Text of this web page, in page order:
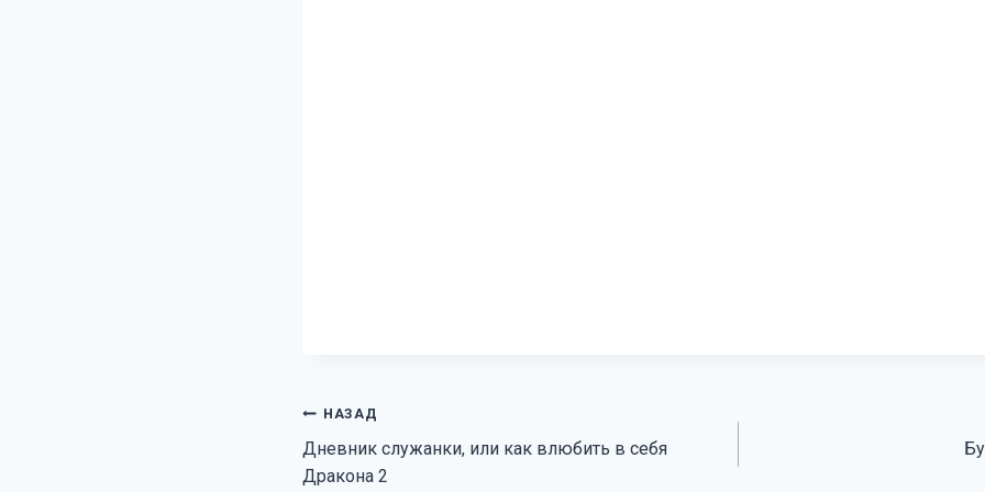
Навигация
по
НАЗАД
Дневник служанки, или как влюбить в себя
Дракона 2